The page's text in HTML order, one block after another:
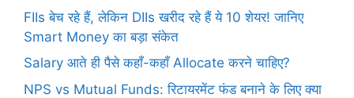
FIIs बेच रहे हैं, लेकिन DIIs खरीद रहे हैं ये 10 शेयर! जानिए
Smart Money का बड़ा संकेत
Salary आते ही पैसे कहाँ-कहाँ Allocate करने चाहिए?
NPS vs Mutual Funds: रिटायरमेंट फंड बनाने के लिए क्या